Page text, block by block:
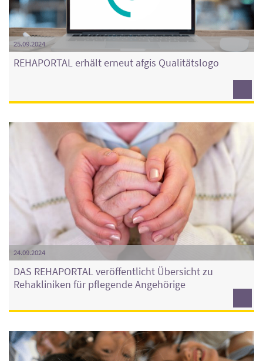
25.09.2024
REHAPORTAL erhält erneut afgis Qualitätslogo
24.09.2024
DAS REHAPORTAL veröffentlicht Übersicht zu
Rehakliniken für pflegende Angehörige